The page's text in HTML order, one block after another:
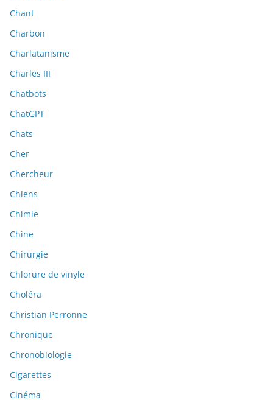
Chant
Charbon
Charlatanisme
Charles III
Chatbots
ChatGPT
Chats
Cher
Chercheur
Chiens
Chimie
Chine
Chirurgie
Chlorure de vinyle
Choléra
Christian Perronne
Chronique
Chronobiologie
Cigarettes
Cinéma